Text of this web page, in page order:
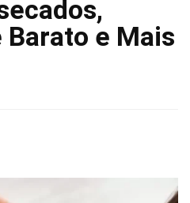
Barato e Mais